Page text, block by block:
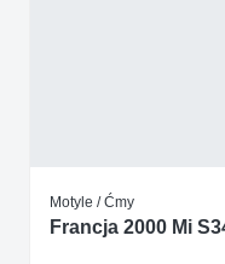
Motyle / Ćmy
Francja 2000 Mi